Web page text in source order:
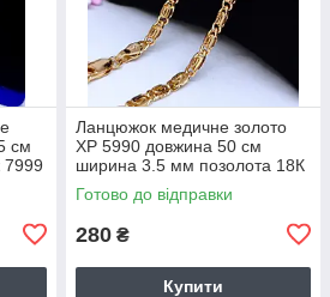
см
7999
Ланцюжок медичне золото
ХР 5990 довжина 50 см
ширина 3.5 мм позолота 18К
Готово до відправки
280 ₴
Купити